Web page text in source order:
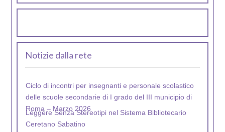
Notizie dalla rete
Ciclo di incontri per insegnanti e personale scolastico
Roma – Marzo 2026
Leggere Senza Stereotipi nel Sistema Bibliotecario
Io sono io. Campagna del progetto Educazione all’